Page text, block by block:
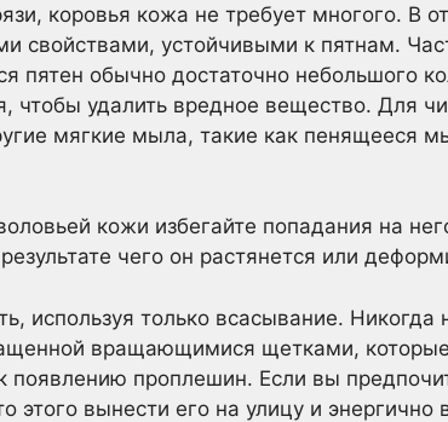
коровья кожа не требует многого. В
свойствами, устойчивыми к пятнам.
пятен обычно достаточно небольшого
чтобы удалить вредное вещество. Для
мягкие мыла, такие как пенящееся
кожи избегайте попадания на
чего он растянется или
используя только всасывание. Никогда
вращающимися щетками,
появлению проплешин. Если вы
вынести его на улицу и энергично